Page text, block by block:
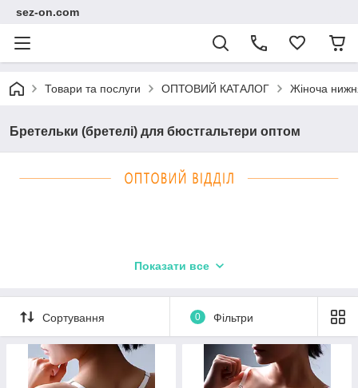
sez-on.com
Товари та послуги ОПТОВИЙ КАТАЛОГ Жіноча
Бретельки (бретелі) для бюстгальтери оптом
Показати все
Сортування 0 Фільтри